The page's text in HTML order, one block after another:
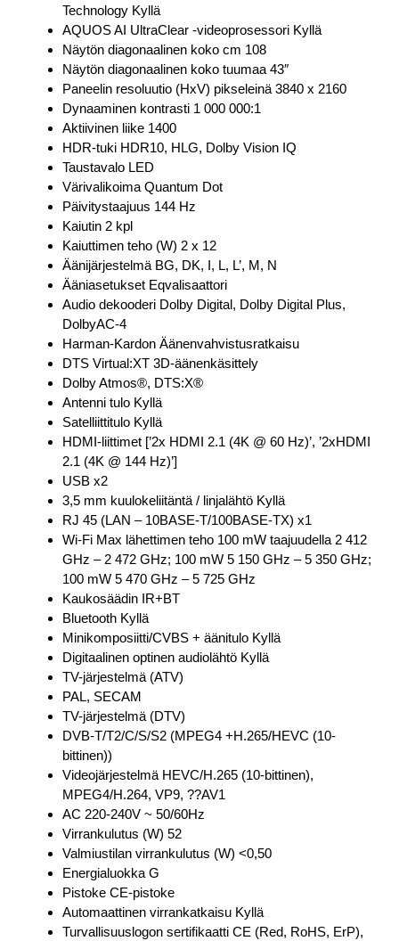
Technology Kyllä
AQUOS AI UltraClear -videoprosessori Kyllä
Näytön diagonaalinen koko cm 108
Näytön diagonaalinen koko tuumaa 43″
Paneelin resoluutio (HxV) pikseleinä 3840 x 2160
Dynaaminen kontrasti 1 000 000:1
Aktiivinen liike 1400
HDR-tuki HDR10, HLG, Dolby Vision IQ
Taustavalo LED
Värivalikoima Quantum Dot
Päivitystaajuus 144 Hz
Kaiutin 2 kpl
Kaiuttimen teho (W) 2 x 12
Äänijärjestelmä BG, DK, I, L, L’, M, N
Ääniasetukset Eqvalisaattori
Audio dekooderi Dolby Digital, Dolby Digital Plus,
DolbyAC-4
Harman-Kardon Äänenvahvistusratkaisu
DTS Virtual:XT 3D-äänenkäsittely
Dolby Atmos®, DTS:X®
Antenni tulo Kyllä
Satelliittitulo Kyllä
HDMI-liittimet [’2x HDMI 2.1 (4K @ 60 Hz)’, ’2xHDMI
2.1 (4K @ 144 Hz)’]
USB x2
3,5 mm kuulokeliitäntä / linjalähtö Kyllä
RJ 45 (LAN – 10BASE-T/100BASE-TX) x1
Wi-Fi Max lähettimen teho 100 mW taajuudella 2 412
GHz – 2 472 GHz; 100 mW 5 150 GHz – 5 350 GHz;
100 mW 5 470 GHz – 5 725 GHz
Kaukosäädin IR+BT
Bluetooth Kyllä
Minikomposiitti/CVBS + äänitulo Kyllä
Digitaalinen optinen audiolähtö Kyllä
TV-järjestelmä (ATV)
PAL, SECAM
TV-järjestelmä (DTV)
DVB-T/T2/C/S/S2 (MPEG4 +H.265/HEVC (10-
bittinen))
Videojärjestelmä HEVC/H.265 (10-bittinen),
MPEG4/H.264, VP9, ??AV1
AC 220-240V ~ 50/60Hz
Virrankulutus (W) 52
Valmiustilan virrankulutus (W) <0,50
Energialuokka G
Pistoke CE-pistoke
Automaattinen virrankatkaisu Kyllä
Turvallisuuslogon sertifikaatti CE (Red, RoHS, ErP),